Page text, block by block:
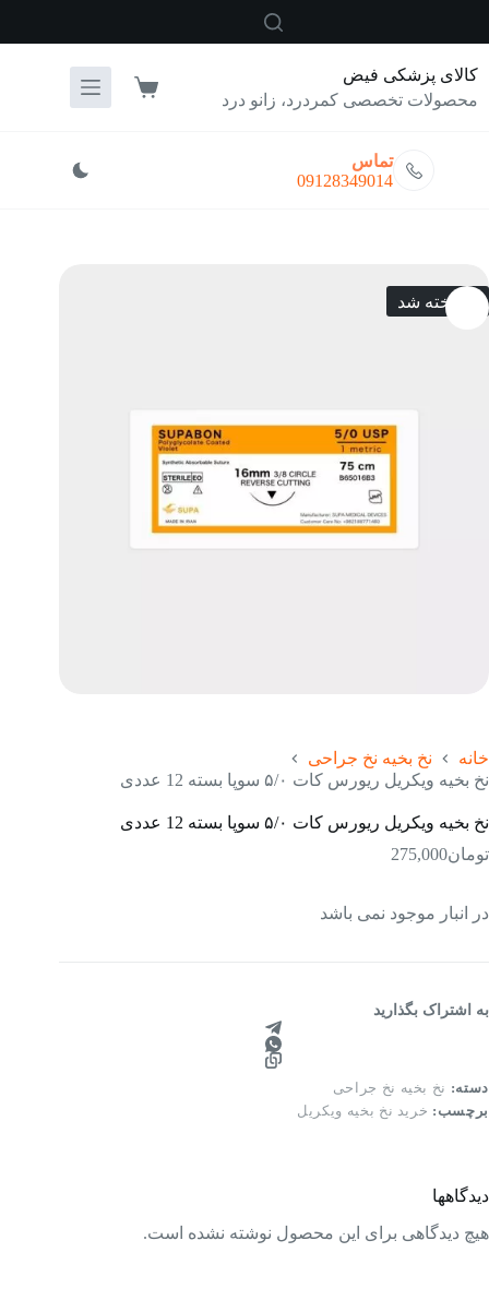
کالای پزشکی فیض
محصولات تخصصی کمردرد، زانو درد
سبد
تماس
09128349014
فروخته شد
خانه
نخ بخیه نخ جراحی
نخ بخیه ویکریل ریورس کات ۵/۰ سوپا بسته 12 عددی
نخ بخیه ویکریل ریورس کات ۵/۰ سوپا بسته 12 عددی
تومان275,000
در انبار موجود نمی باشد
به اشتراک بگذارید
دسته: نخ بخیه نخ جراحی
برچسب: خرید نخ بخیه ویکریل
دیدگاهها
هیچ دیدگاهی برای این محصول نوشته نشده است.